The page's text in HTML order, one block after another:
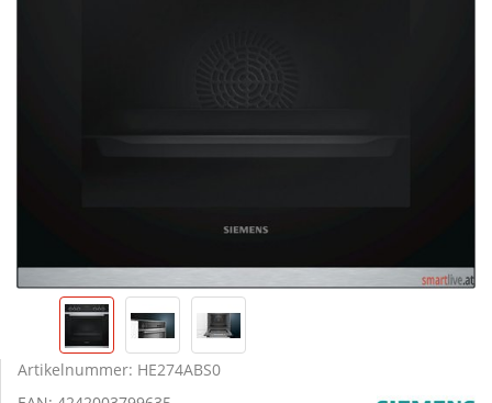
Artikelnummer: HE274ABS0